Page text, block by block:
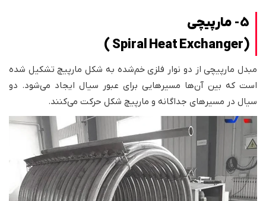
5- مارپیچی
(Spiral Heat Exchanger )
مبدل مارپیچی از دو نوار فلزی خم‌شده به شکل مارپیچ تشکیل شده
است که بین آن‌ها مسیرهایی برای عبور سیال ایجاد می‌شود. دو
سیال در مسیرهای جداگانه و مارپیچ شکل حرکت می‌کنند.